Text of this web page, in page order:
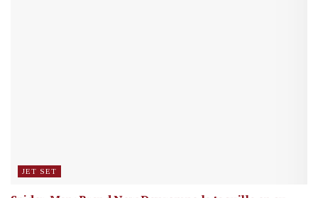
JET SET